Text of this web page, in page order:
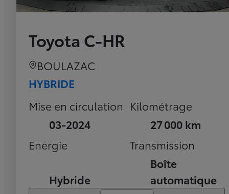
Toyota C-HR
BOULAZAC
HYBRIDE
Mise en circulation
03-2024
Kilométrage
27 000 km
Energie
Hybride
Transmission
Boîte
automatique